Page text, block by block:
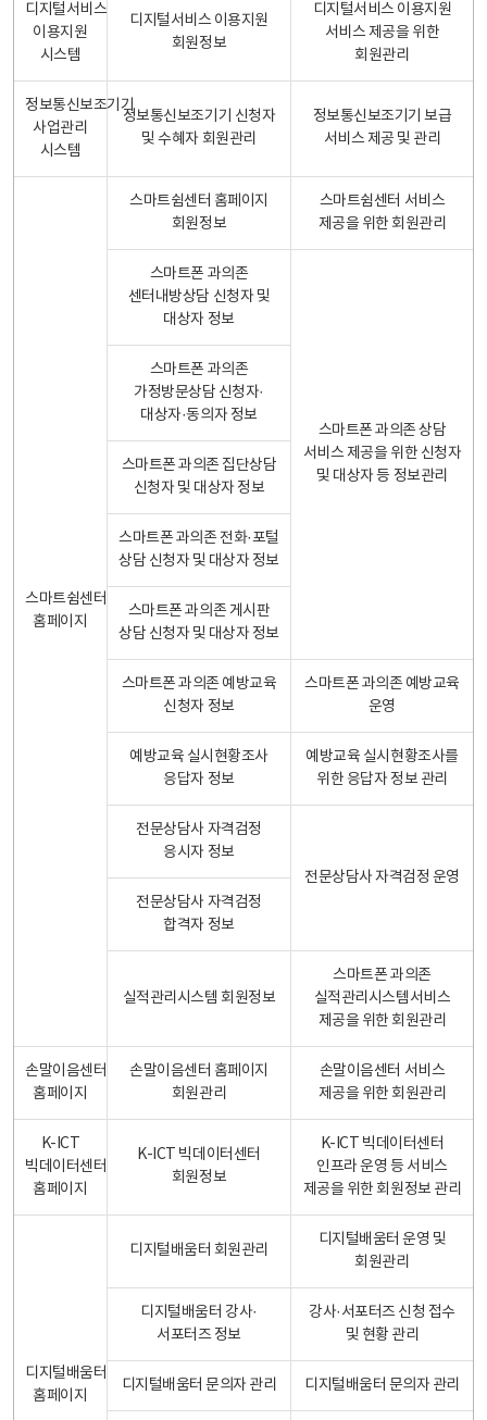
디지털서비스
이용지원
시스템
디지털서비스 이용지원
회원정보
디지털서비스 이용지원
서비스 제공을 위한
회원관리
정보통신보조기기
사업관리
시스템
정보통신보조기기 신청자
및 수혜자 회원관리
정보통신보조기기 보급
서비스 제공 및 관리
스마트쉼센터
홈페이지
스마트쉼센터 홈페이지
회원정보
스마트쉼센터 서비스
제공을 위한 회원관리
스마트폰 과의존
센터내방상담 신청자 및
대상자 정보
스마트폰 과의존 상담
서비스 제공을 위한 신청자
및 대상자 등 정보관리
스마트폰 과의존
가정방문상담 신청자·
대상자·동의자 정보
스마트폰 과의존 집단상담
신청자 및 대상자 정보
스마트폰 과의존 전화·포털
상담 신청자 및 대상자 정보
스마트폰 과의존 게시판
상담 신청자 및 대상자 정보
스마트폰 과의존 예방교육
신청자 정보
스마트폰 과의존 예방교육
운영
예방교육 실시현황조사
응답자 정보
예방교육 실시현황조사를
위한 응답자 정보 관리
전문상담사 자격검정
응시자 정보
전문상담사 자격검정 운영
전문상담사 자격검정
합격자 정보
실적관리시스템 회원정보
스마트폰 과의존
실적관리시스템서비스
제공을 위한 회원관리
손말이음센터
홈페이지
손말이음센터 홈페이지
회원관리
손말이음센터 서비스
제공을 위한 회원관리
K-ICT
빅데이터센터
홈페이지
K-ICT 빅데이터센터
회원정보
K-ICT 빅데이터센터
인프라 운영 등 서비스
제공을 위한 회원정보 관리
디지털배움터
홈페이지
디지털배움터 회원관리
디지털배움터 운영 및
회원관리
디지털배움터 강사·
서포터즈 정보
강사·서포터즈 신청 접수
및 현황 관리
디지털배움터 문의자 관리 디지털배움터 문의자 관리